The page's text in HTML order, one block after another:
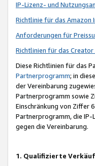
IP-Lizenz- und
Richtlinie für das Amazon
Anforderungen für
Richtlinien für das
Diese Richtlinien für das
Partnerprogramm; in
der Vereinbarung
Partnerprogramm sowie
Einschränkung von Ziffer
Partnerprogramm, die
gegen die Vereinbarung.
1. Qualifizierte